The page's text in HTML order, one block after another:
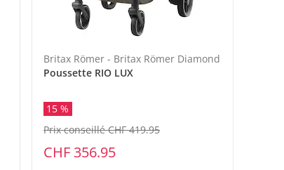
Britax Römer - Britax Römer Diamond
Poussette RIO LUX
15 %
CHF 356.95
Prix conseillé CHF 419.95